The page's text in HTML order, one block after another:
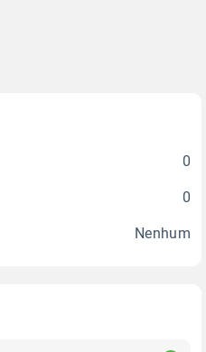
0
0
Nenhum